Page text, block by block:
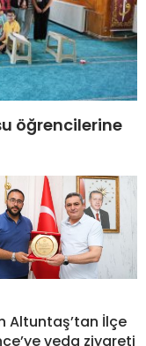
öğrencilerine
Altuntaş’tan İlçe
veda ziyareti